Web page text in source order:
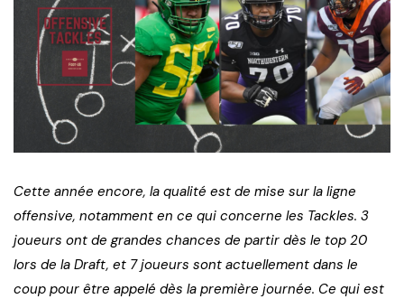
Cette année encore, la qualité est de mise sur la ligne
offensive, notamment en ce qui concerne les Tackles. 3
joueurs ont de grandes chances de partir dès le top 20
lors de la Draft, et 7 joueurs sont actuellement dans le
coup pour être appelé dès la première journée. Ce qui est